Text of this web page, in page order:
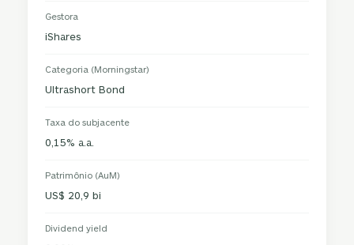
Gestora
iShares
Categoria (Morningstar)
Ultrashort Bond
Taxa do subjacente
0,15% a.a.
Patrimônio (AuM)
US$ 20,9 bi
Dividend yield